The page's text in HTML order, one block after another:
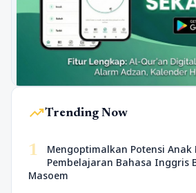
trending_upTrending Now
1
Mengoptimalkan Potensi Anak
Pembelajaran Bahasa Inggris
Masoem